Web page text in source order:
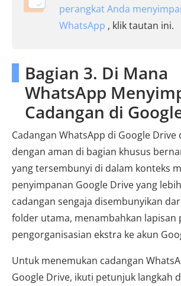
perangkat Anda
WhatsApp , klik tautan ini.
Bagian 3. Di Mana
WhatsApp
Cadangan di
Cadangan WhatsApp di Google Drive
dengan aman di bagian khusus
yang tersembunyi di dalam konteks
penyimpanan Google Drive yang
cadangan sengaja disembunyikan
folder utama, menambahkan lapisan
pengorganisasian ekstra ke akun
Untuk menemukan cadangan
Google Drive, ikuti petunjuk langkah